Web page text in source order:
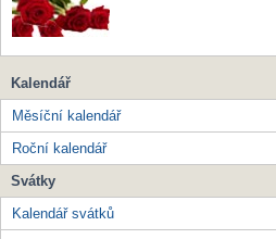
Kalendář
Měsíční kalendář
Roční kalendář
Svátky
Kalendář svátků